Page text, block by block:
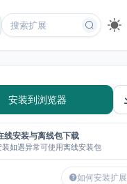
安装到浏览器
线安装与离线包下载
装如遇异常可使用离线安装包
如何安装扩展